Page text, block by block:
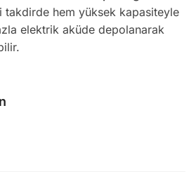
takdirde hem yüksek kapasiteyle
elektrik aküde depolanarak